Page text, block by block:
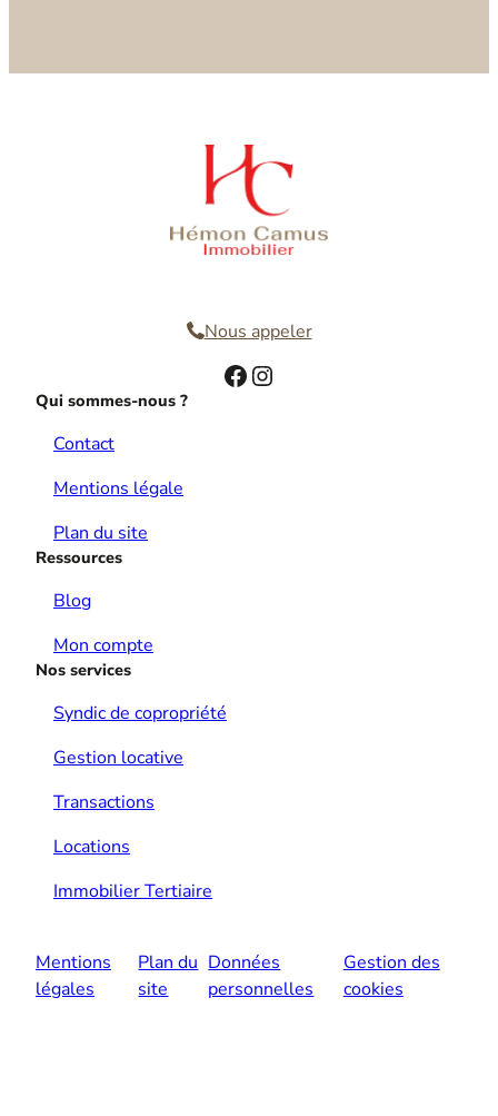
Nous appeler
Facebook Instagram
Qui sommes-nous ?
Contact
Mentions légale
Plan du site
Ressources
Blog
Mon compte
Nos services
Syndic de copropriété
Gestion locative
Transactions
Locations
Immobilier Tertiaire
Mentions
légales
Plan du
site
Données
personnelles
Gestion des
cookies